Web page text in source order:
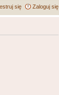
się Zaloguj się